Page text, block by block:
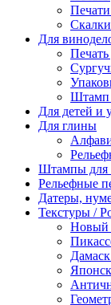
Печати
Скалки
Для
Штамп
Для детей и
Для глины
Штампы для
Рельефные
Датеры,
Текстуры /
Новый